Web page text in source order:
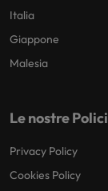
Italia
Giappone
Malesia
Le nostre
Privacy Policy
Cookies Policy